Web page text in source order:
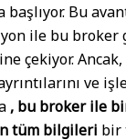
Bu
ile bu broker
çekiyor.
ve
, bu broker ile
tüm bilgileri bir